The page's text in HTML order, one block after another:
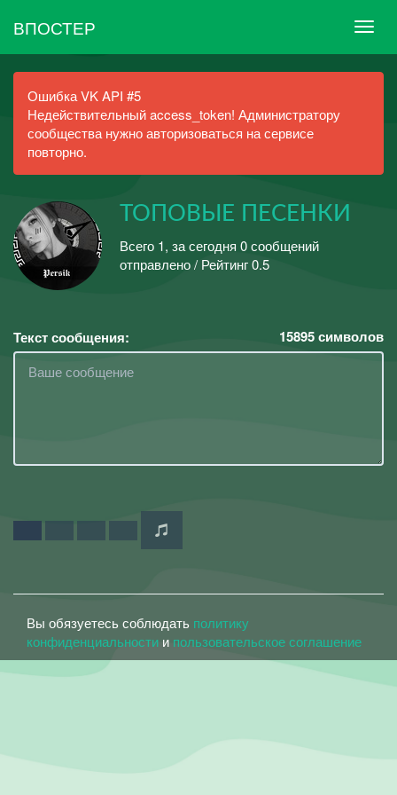
ВПОСТЕР
Ошибка VK API #5
Недействительный access_token! Администратору
сообщества нужно авторизоваться на сервисе
повторно.
ТОПОВЫЕ ПЕСЕНКИ
Всего 1, за сегодня 0 сообщений
отправлено / Рейтинг 0.5
Текст сообщения: 15895символов
Вы обязуетесь соблюдать политику
конфиденциальности и пользовательское соглашение